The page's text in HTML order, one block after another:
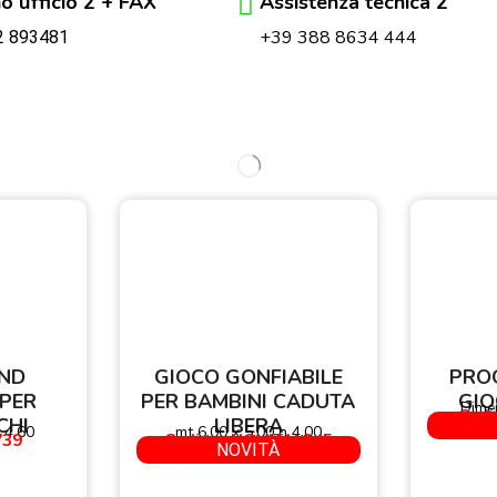
893481 +39 388 8634 444
4,60
GIOCO GONFIABILE
PER BAMBINI CADUTA
LIBERA
mt 6,00 x 5,00 h 4,00
Codice : NOVITA' 245
NOVITÀ